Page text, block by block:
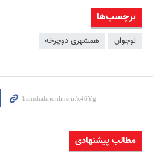
برچسب‌ها
نوجوان همشهری دوچرخه
مطالب پیشنهادی